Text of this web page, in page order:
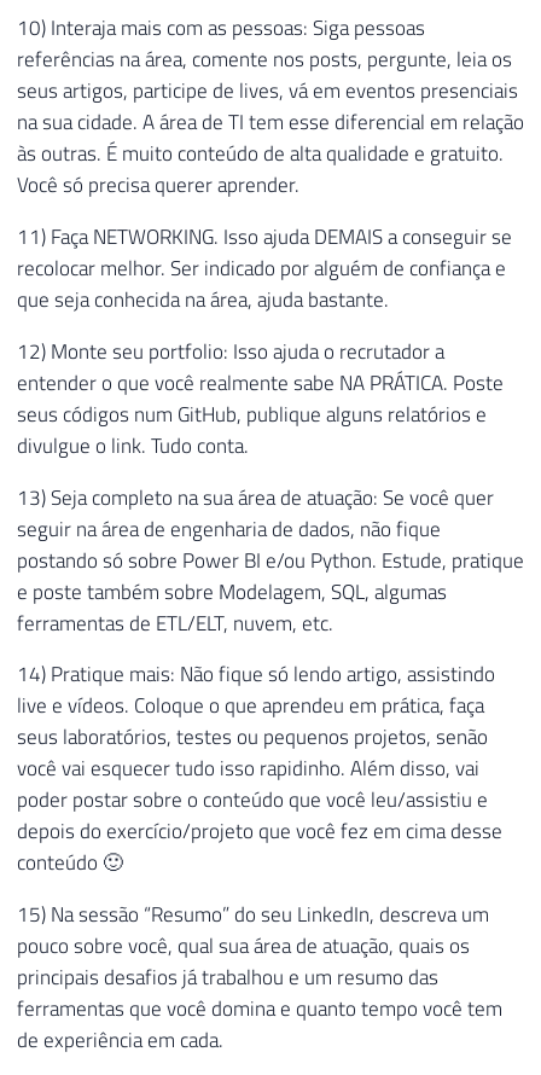
10) Interaja mais com as pessoas: Siga pessoas
referências na área, comente nos posts, pergunte, leia os
seus artigos, participe de lives, vá em eventos presenciais
na sua cidade. A área de TI tem esse diferencial em relação
às outras. É muito conteúdo de alta qualidade e gratuito.
Você só precisa querer aprender.
11) Faça NETWORKING. Isso ajuda DEMAIS a conseguir se
recolocar melhor. Ser indicado por alguém de confiança e
que seja conhecida na área, ajuda bastante.
12) Monte seu portfolio: Isso ajuda o recrutador a
entender o que você realmente sabe NA PRÁTICA. Poste
seus códigos num GitHub, publique alguns relatórios e
divulgue o link. Tudo conta.
13) Seja completo na sua área de atuação: Se você quer
seguir na área de engenharia de dados, não fique
postando só sobre Power BI e/ou Python. Estude, pratique
e poste também sobre Modelagem, SQL, algumas
ferramentas de ETL/ELT, nuvem, etc.
14) Pratique mais: Não fique só lendo artigo, assistindo
live e vídeos. Coloque o que aprendeu em prática, faça
seus laboratórios, testes ou pequenos projetos, senão
você vai esquecer tudo isso rapidinho. Além disso, vai
poder postar sobre o conteúdo que você leu/assistiu e
depois do exercício/projeto que você fez em cima desse
conteúdo 🙂
15) Na sessão “Resumo” do seu LinkedIn, descreva um
pouco sobre você, qual sua área de atuação, quais os
principais desafios já trabalhou e um resumo das
ferramentas que você domina e quanto tempo você tem
de experiência em cada.